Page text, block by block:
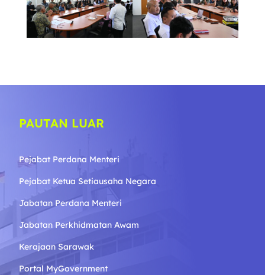
PAUTAN LUAR
Pejabat Perdana Menteri
Pejabat Ketua Setiausaha Negara
Jabatan Perdana Menteri
Jabatan Perkhidmatan Awam
Kerajaan Sarawak
Portal MyGovernment